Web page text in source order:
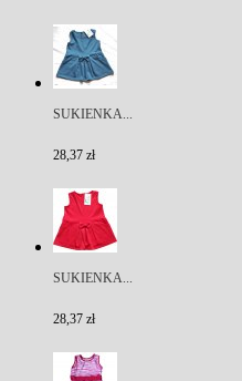
SUKIENKA...
28,37 zł
SUKIENKA...
28,37 zł